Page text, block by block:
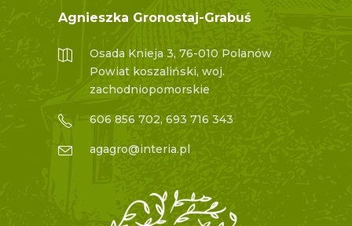
Agnieszka Gronostaj-Grabuś
Osada Knieja 3, 76-010 Polanów
Powiat koszaliński, woj.
zachodniopomorskie
606 856 702, 693 716 343
agagro@interia.pl